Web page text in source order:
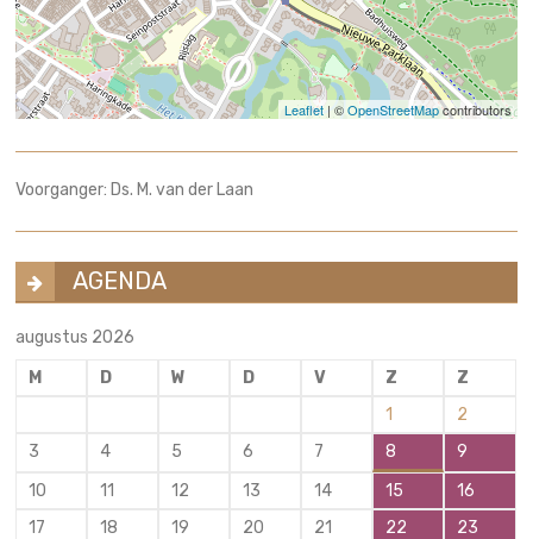
Leaflet| ©OpenStreetMapcontributors
Voorganger: Ds. M. van der Laan
AGENDA
augustus 2026
M
D W D V Z
Z
1
2
3
4 5 6 7 8
9
10
11 12 13 14 15
16
17
18 19 20 21 22
23